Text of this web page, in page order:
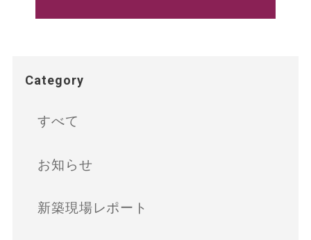
Category
すべて
お知らせ
新築現場レポート